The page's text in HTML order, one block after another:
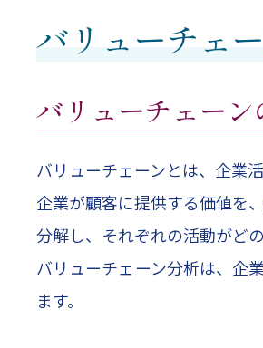
バリューチェ
バリューチェーン
バリューチェーンとは、企業
企業が顧客に提供する価値を
分解し、それぞれの活動がど
バリューチェーン分析は、企
ます。